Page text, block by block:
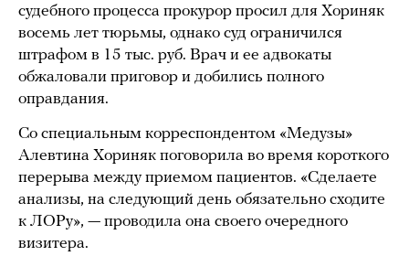
судебного процесса прокурор просил для Хориняк
восемь лет тюрьмы, однако суд ограничился
штрафом в 15 тыс. руб. Врач и ее адвокаты
обжаловали приговор и добились полного
оправдания.
Со специальным корреспондентом «Медузы»
Алевтина Хориняк поговорила во время короткого
перерыва между приемом пациентов. «Сделаете
анализы, на следующий день обязательно сходите
к ЛОРу», — проводила она своего очередного
визитера.